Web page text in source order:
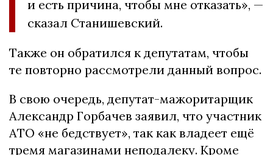
и есть причина, чтобы мне отказать», —
сказал Станишевский.
Также он обратился к депутатам, чтобы
те повторно рассмотрели данный вопрос.
В свою очередь, депутат-мажоритарщик
Александр Горбачев заявил, что участник
АТО «не бедствует», так как владеет ещё
тремя магазинами неподалеку. Кроме